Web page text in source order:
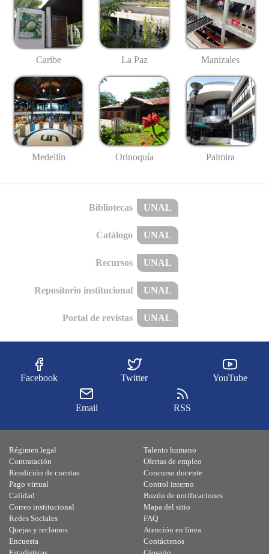
Caribe La Paz Manizales
Medellín Orinoquía Palmira
Bibliotecas UNAL
Catálogo UNAL
Recursos UNAL
Repositorio institucional UNAL
Portal de revistas UNAL
Facebook Twitter YouTube
Email RSS
Régimen legal
Contratación
Rendición de cuentas
Pago virtual
Calidad
Talento humano
Ofertas de empleo
Concurso docente
Control interno
Buzón de notificaciones
Correo institucional
Redes Sociales
Quejas y reclamos
Encuesta
Mapa del sitio
FAQ
Atención en línea
Contáctenos